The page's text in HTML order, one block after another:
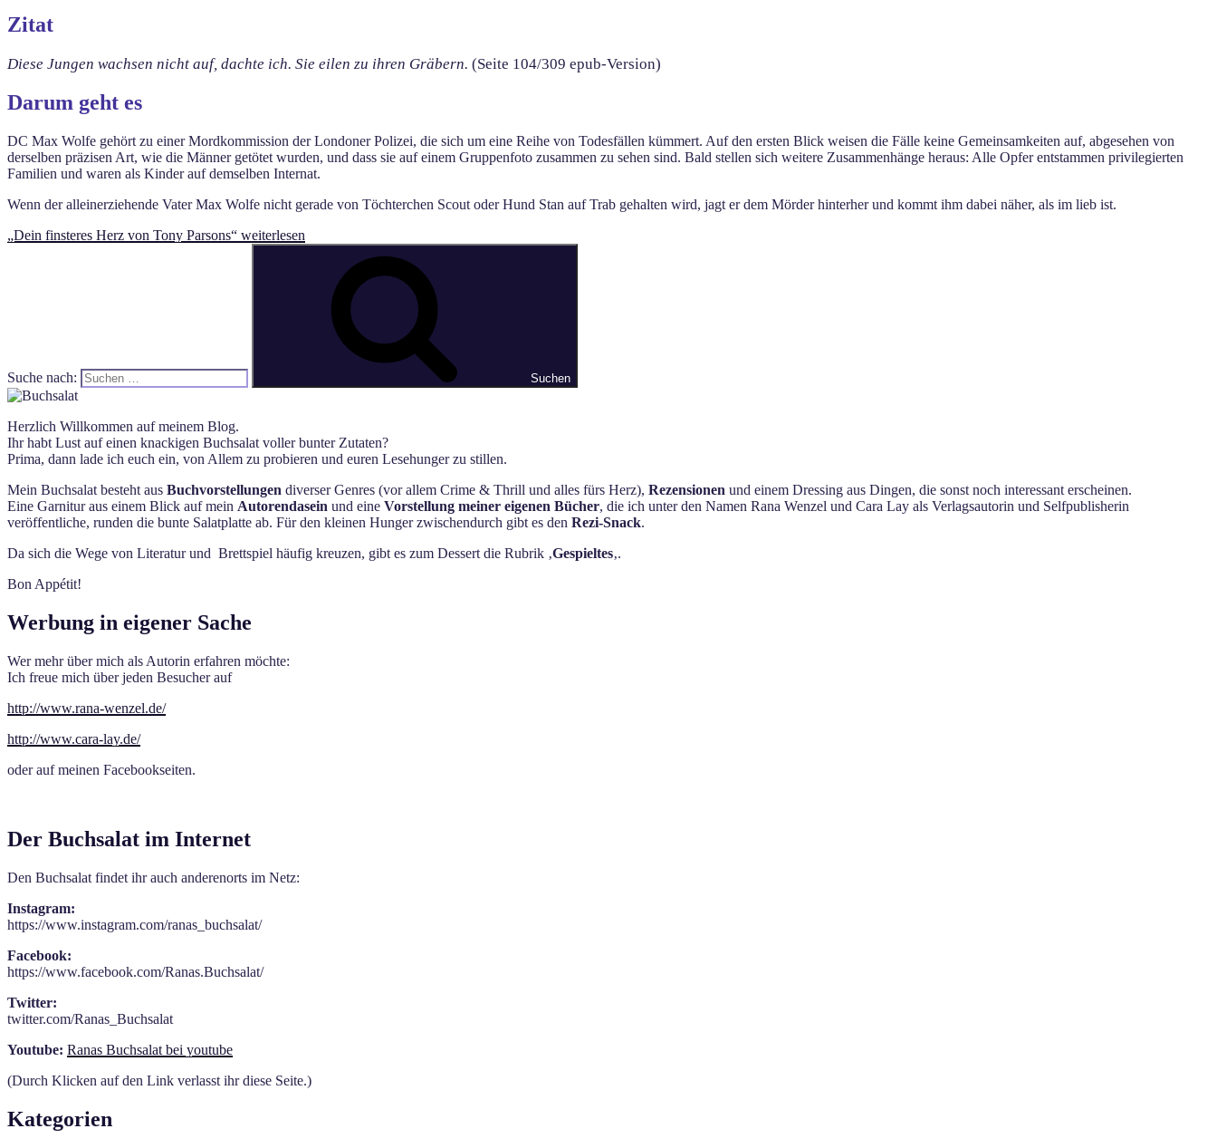
Zitat
Diese Jungen wachsen nicht auf, dachte ich. Sie eilen zu ihren Gräbern. (Seite 104/309 epub-Version)
Darum geht es
DC Max Wolfe gehört zu einer Mordkommission der Londoner Polizei, die sich um eine Reihe von Todesfällen kümmert. Auf den ersten Blick weisen die Fälle keine Gemeinsamkeiten auf, abgesehen von
derselben präzisen Art, wie die Männer getötet wurden, und dass sie auf einem Gruppenfoto zusammen zu sehen sind. Bald stellen sich weitere Zusammenhänge heraus: Alle Opfer entstammen privilegierten
Familien und waren als Kinder auf demselben Internat.
Wenn der alleinerziehende Vater Max Wolfe nicht gerade von Töchterchen Scout oder Hund Stan auf Trab gehalten wird, jagt er dem Mörder hinterher und kommt ihm dabei näher, als im lieb ist.
„Dein finsteres Herz von Tony Parsons“ weiterlesen
Suche nach: Suchen
Herzlich Willkommen auf meinem Blog.
Ihr habt Lust auf einen knackigen Buchsalat voller bunter Zutaten?
Prima, dann lade ich euch ein, von Allem zu probieren und euren Lesehunger zu stillen.
Mein Buchsalat besteht aus Buchvorstellungen diverser Genres (vor allem Crime & Thrill und alles fürs Herz), Rezensionen und einem Dressing aus Dingen, die sonst noch interessant erscheinen.
Eine Garnitur aus einem Blick auf mein Autorendasein und eine Vorstellung meiner eigenen Bücher, die ich unter den Namen Rana Wenzel und Cara Lay als Verlagsautorin und Selfpublisherin
veröffentliche, runden die bunte Salatplatte ab. Für den kleinen Hunger zwischendurch gibt es den Rezi-Snack.
Da sich die Wege von Literatur und Brettspiel häufig kreuzen, gibt es zum Dessert die Rubrik ‚Gespieltes‚.
Bon Appétit!
Werbung in eigener Sache
Wer mehr über mich als Autorin erfahren möchte:
Ich freue mich über jeden Besucher auf
http://www.rana-wenzel.de/
http://www.cara-lay.de/
oder auf meinen Facebookseiten.
Der Buchsalat im Internet
Den Buchsalat findet ihr auch anderenorts im Netz:
Instagram:
https://www.instagram.com/ranas_buchsalat/
Facebook:
https://www.facebook.com/Ranas.Buchsalat/
Twitter:
twitter.com/Ranas_Buchsalat
Youtube: Ranas Buchsalat bei youtube
(Durch Klicken auf den Link verlasst ihr diese Seite.)
Kategorien